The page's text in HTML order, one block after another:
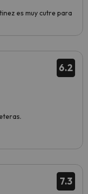
es muy cutre para
6.2
7.3